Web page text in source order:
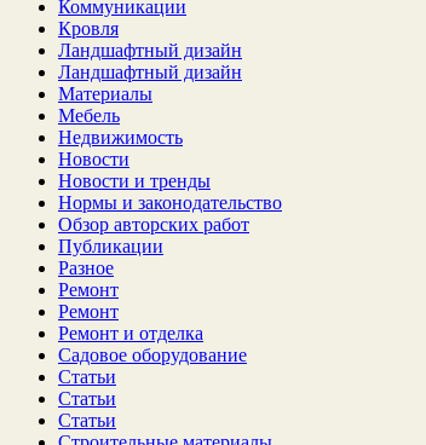
Коммуникации
Кровля
Ландшафтный дизайн
Ландшафтный дизайн
Материалы
Мебель
Недвижимость
Новости
Новости и тренды
Нормы и законодательство
Обзор авторских работ
Публикации
Разное
Ремонт
Ремонт
Ремонт и отделка
Садовое оборудование
Статьи
Статьи
Статьи